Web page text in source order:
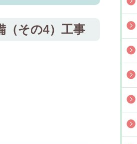
（その4）工事